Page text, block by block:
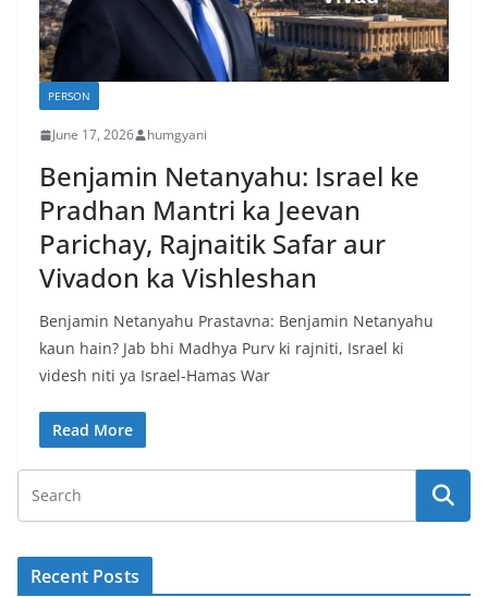
PERSON
June 17, 2026 humgyani
Benjamin Netanyahu: Israel ke
Pradhan Mantri ka Jeevan
Parichay, Rajnaitik Safar aur
Vivadon ka Vishleshan
Benjamin Netanyahu Prastavna: Benjamin Netanyahu
kaun hain? Jab bhi Madhya Purv ki rajniti, Israel ki
videsh niti ya Israel-Hamas War
Read More
Recent Posts